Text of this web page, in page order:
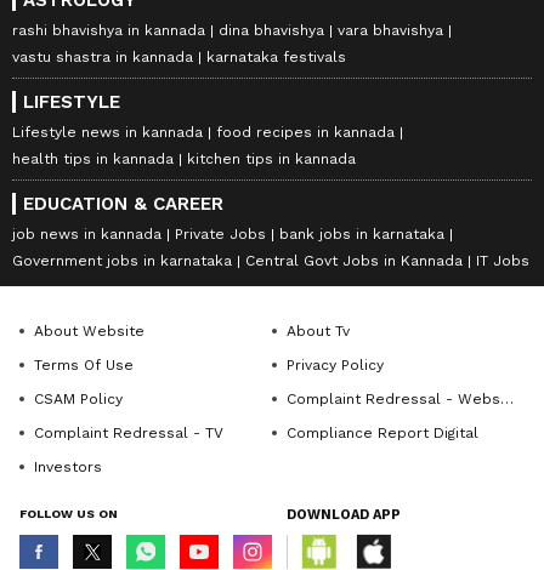
rashi bhavishya in kannada dina bhavishya
vara bhavishya
vastu shastra in kannada
karnataka festivals
LIFESTYLE
Lifestyle news in kannada
food recipes in kannada
health tips in kannada
kitchen tips in kannada
EDUCATION & CAREER
job news in kannada Private Jobs
bank jobs in karnataka
Government jobs in karnataka
Central Govt Jobs in Kannada IT Jobs
About Website
About Tv
Terms Of Use
Privacy Policy
CSAM Policy
Complaint Redressal - Website
Complaint Redressal - TV
Compliance Report Digital
Investors
FOLLOW US ON DOWNLOAD APP